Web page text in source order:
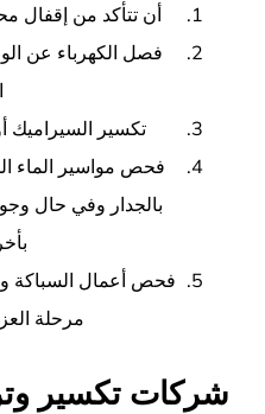
أن تتأكد من إقفال
فصل الكهرباء عن
تكسير السيراميك
فحص مواسير الماء
بالجدار وفي حال
فحص أعمال السباكة
مرحلة
شركات تكسير